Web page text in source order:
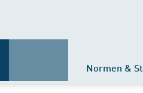
Normen &